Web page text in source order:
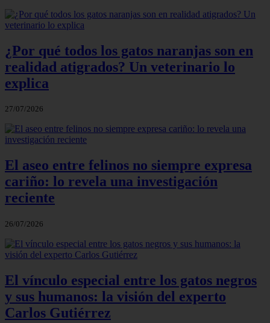
¿Por qué todos los gatos naranjas son en
realidad atigrados? Un veterinario lo
explica
27/07/2026
El aseo entre felinos no siempre expresa
cariño: lo revela una investigación
reciente
26/07/2026
El vínculo especial entre los gatos negros
y sus humanos: la visión del experto
Carlos Gutiérrez